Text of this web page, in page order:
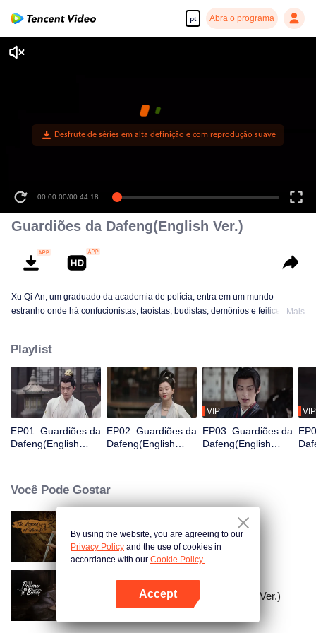
pt Abra o programa
Abra o programa
00:00:00/00:44:18
Guardiões da Dafeng(English Ver.)
Xu Qi An, um graduado da academia de polícia, entra em um mundo
estranho onde há confucionistas, taoístas, budistas, demônios e feiticeiros.
organização de guardiões para mudar seu destino e, assim, se torna um
Guardião.
Mais
Playlist
EP01: Guardiões da
Dafeng(English
EP02: Guardiões da
Dafeng(English
VIP
EP03: Guardiões da
Dafeng(English
VIP
Você Pode Gostar
A Lenda de Shen Li
A Prisioneira da Beleza (English Ver.)
By using the website, you are agreeing to our
Privacy Policy and the use of cookies in
accordance with our Cookie Policy.
Accept